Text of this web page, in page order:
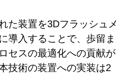
た装置を3Dフラッシュメ
導入することで、歩留ま
セスの最適化への貢献が
技術の装置への実装は2